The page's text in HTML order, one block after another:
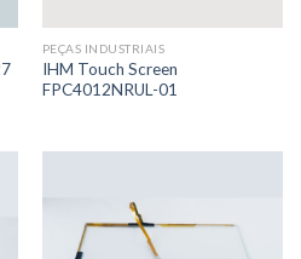
PEÇAS INDUSTRIAIS
IHM Touch Screen
FPC4012NRUL-01